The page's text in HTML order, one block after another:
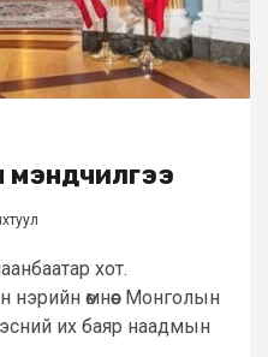
мэндчилгээ
хот.
өмнөөс Монголын
их баяр наадмын